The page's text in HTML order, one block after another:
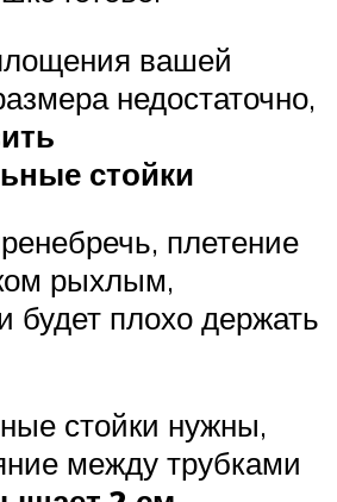
вашей
недостаточно,
стойки
плетение
рыхлым,
будет плохо держать
стойки нужны,
между трубками